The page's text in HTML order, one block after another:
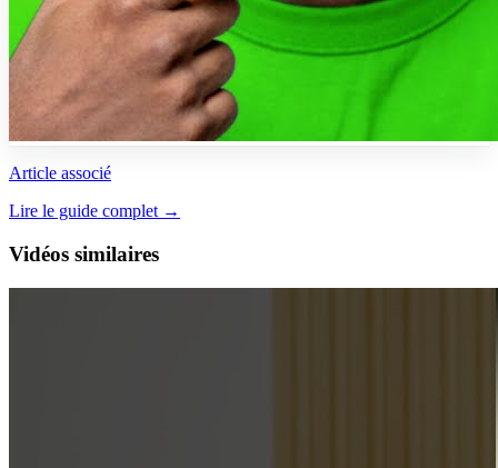
Article associé
Lire le guide complet →
Vidéos similaires